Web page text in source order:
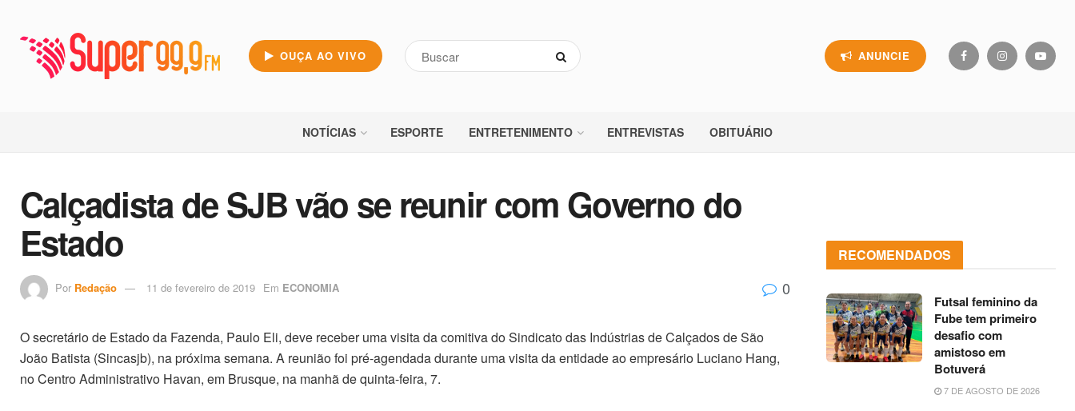
OUÇA AO VIVO ANUNCIE
NOTÍCIAS ESPORTE ENTRETENIMENTO ENTREVISTAS OBITUÁRIO
Calçadista de SJB vão se reunir com Governo do
Estado
Por Redação 11 de fevereiro de 2019 Em ECONOMIA 0
O secretário de Estado da Fazenda, Paulo Eli, deve receber uma visita da comitiva do Sindicato das Indústrias de Calçados de São
João Batista (Sincasjb), na próxima semana. A reunião foi pré-agendada durante uma visita da entidade ao empresário Luciano Hang,
no Centro Administrativo Havan, em Brusque, na manhã de quinta-feira, 7.
RECOMENDADOS
Futsal feminino da
Fube tem primeiro
desafio com
amistoso em
Botuverá
7 DE AGOSTO DE 2026